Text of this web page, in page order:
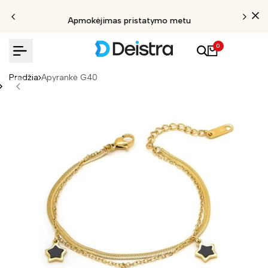
Apmokėjimas pristatymo metu
0
Pradžia Apyrankė G40